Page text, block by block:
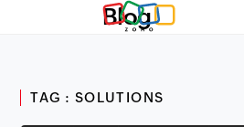
Blog
TAG : SOLUTIONS